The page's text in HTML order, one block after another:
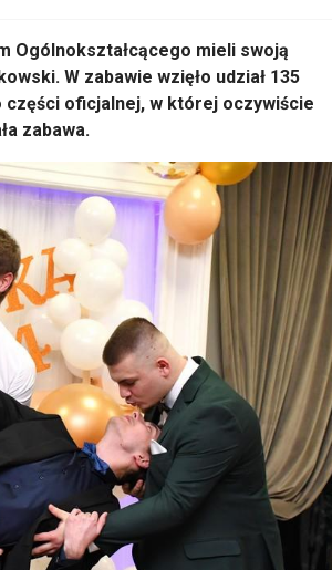
Ogólnokształcącego mieli swoją
W zabawie wzięło udział 135
części oficjalnej, w której oczywiście
zabawa.